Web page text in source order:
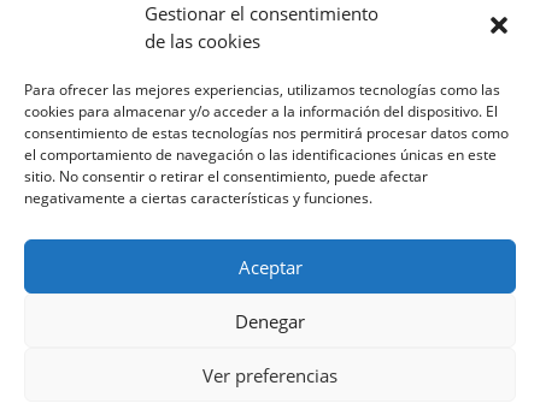
Gestionar el consentimiento
de las cookies
Para ofrecer las mejores experiencias, utilizamos tecnologías como las
cookies para almacenar y/o acceder a la información del dispositivo. El
consentimiento de estas tecnologías nos permitirá procesar datos como
el comportamiento de navegación o las identificaciones únicas en este
sitio. No consentir o retirar el consentimiento, puede afectar
negativamente a ciertas características y funciones.
Aceptar
Denegar
Ver preferencias
Bolsa de trabajo
Envíanos tus datos junto con una fotografía
a:personal@dancrisur.es
Copyright © 2013-2021Dancrisur.All rights reserved – Diseño y